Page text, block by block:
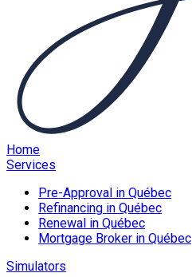
Home
Services
Pre-Approval in Québec
Refinancing in Québec
Renewal in Québec
Mortgage Broker in Québec
Simulators